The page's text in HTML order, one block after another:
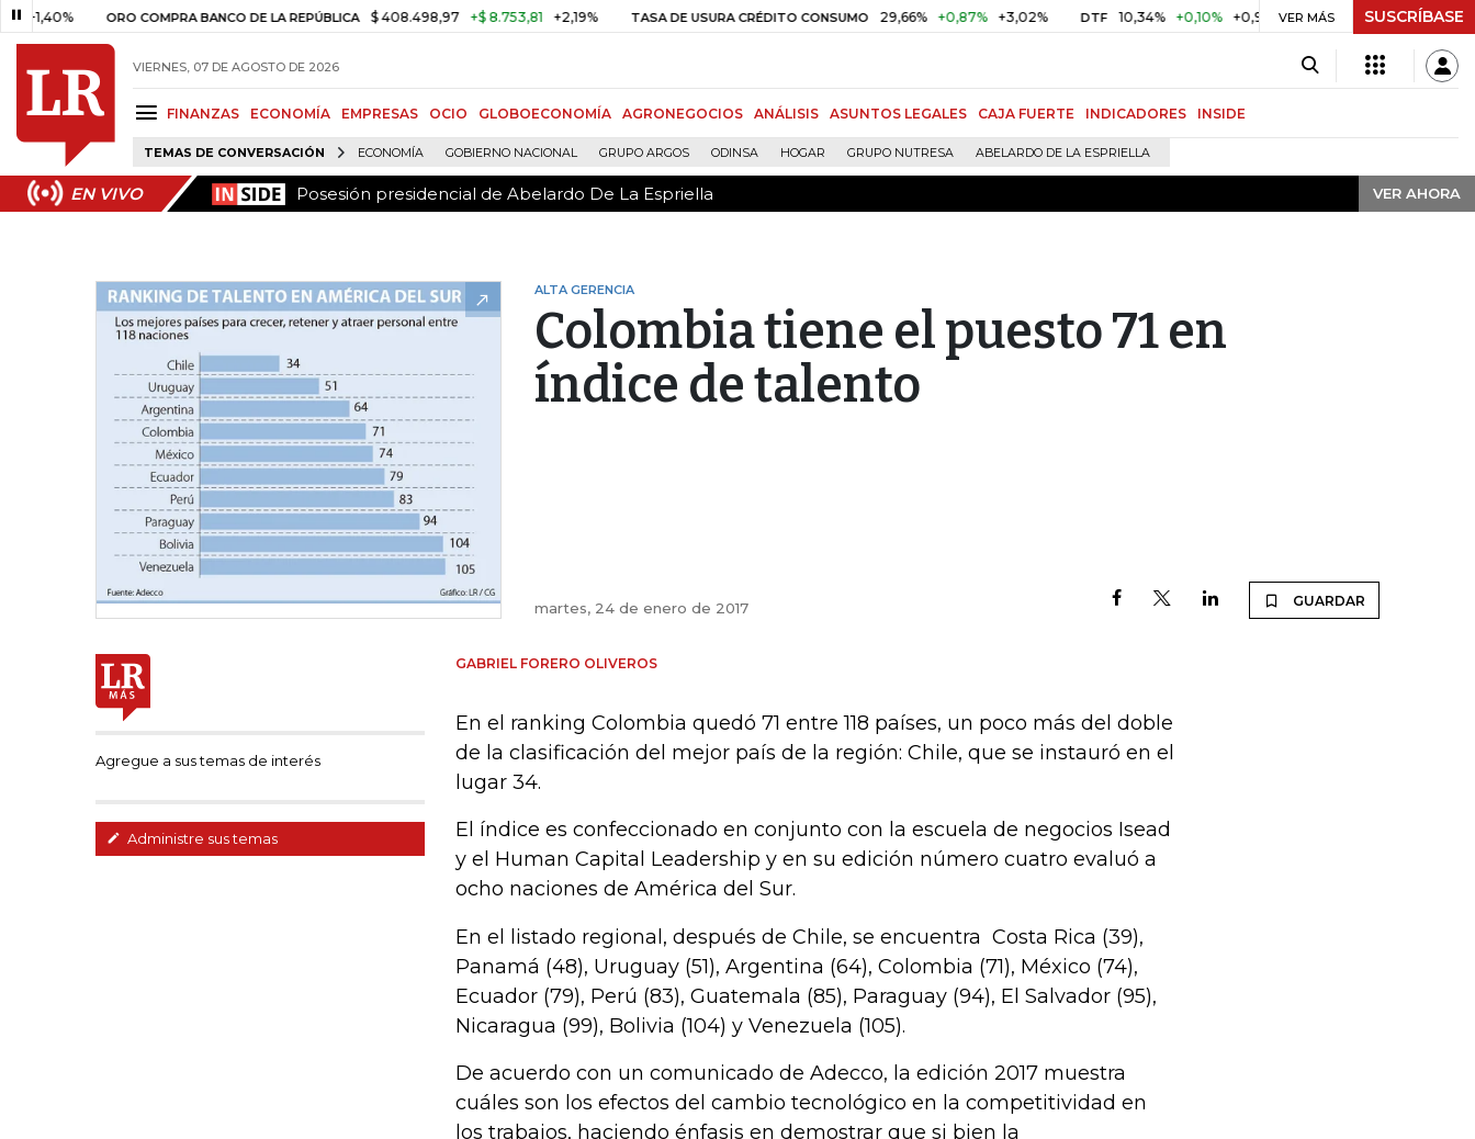
ORO COMPRA BANCO DE LA REPÚBLICA $ 408.498,97 +$ 8.753,81 +2,19% TASA DE USURA CRÉDITO CONSUMO 29,66% +0,87% +3,02% DTF 10,34% +0,10% +0,98% UVR $ 416,91 +$ 0,05 +0,01%
VER MÁS SUSCRÍBASE
VIERNES, 07 DE AGOSTO DE 2026
FINANZAS ECONOMÍA EMPRESAS OCIO GLOBOECONOMÍA AGRONEGOCIOS ANÁLISIS ASUNTOS LEGALES CAJA FUERTE INDICADORES INSIDE
TEMAS DE CONVERSACIÓN ECONOMÍA GOBIERNO NACIONAL GRUPO ARGOS ODINSA HOGAR GRUPO NUTRESA ABELARDO DE LA ESPRIELLA
EN VIVO Posesión presidencial de Abelardo De La Espriella VER AHORA
EN VIVO Posesión presidencial de Abelardo De La Espriella VER AHORA
ALTA GERENCIA
Colombia tiene el puesto 71 en
índice de talento
martes, 24 de enero de 2017 GUARDAR
Agregue a sus temas de interés
Administre sus temas
GABRIEL FORERO OLIVEROS
En el ranking Colombia quedó 71 entre 118 países, un poco más del doble
de la clasificación del mejor país de la región: Chile, que se instauró en el
lugar 34.
El índice es confeccionado en conjunto con la escuela de negocios Isead
y el Human Capital Leadership y en su edición número cuatro evaluó a
ocho naciones de América del Sur.
En el listado regional, después de Chile, se encuentra Costa Rica (39),
Panamá (48), Uruguay (51), Argentina (64), Colombia (71), México (74),
Ecuador (79), Perú (83), Guatemala (85), Paraguay (94), El Salvador (95),
Nicaragua (99), Bolivia (104) y Venezuela (105).
De acuerdo con un comunicado de Adecco, la edición 2017 muestra
cuáles son los efectos del cambio tecnológico en la competitividad en
los trabajos, haciendo énfasis en demostrar que si bien la